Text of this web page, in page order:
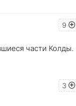
9
части Колды.
3